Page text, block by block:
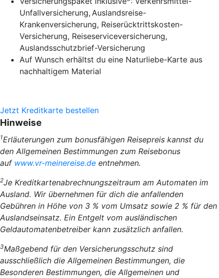
Unfallversicherung, Auslandsreise-
Krankenversicherung, Reiserücktrittskosten-
Versicherung, Reiseserviceversicherung,
Auslandsschutzbrief-Versicherung
Auf Wunsch erhältst du eine Naturliebe-Karte aus
nachhaltigem Material
Jetzt Kreditkarte bestellen
Hinweise
1Erläuterungen zum bonusfähigen Reisepreis kannst du
den Allgemeinen Bestimmungen zum Reisebonus
auf www.vr-meinereise.de entnehmen.
2Je Kreditkartenabrechnungszeitraum am Automaten im
Ausland. Wir übernehmen für dich die anfallenden
Gebühren in Höhe von 3 % vom Umsatz sowie 2 % für den
Auslandseinsatz. Ein Entgelt vom ausländischen
Geldautomatenbetreiber kann zusätzlich anfallen.
3Maßgebend für den Versicherungsschutz sind
ausschließlich die Allgemeinen Bestimmungen, die
Besonderen Bestimmungen, die Allgemeinen und